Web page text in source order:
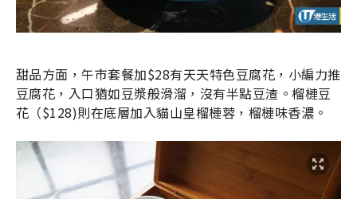
甜品方面，午市套餐加$28有天天特色豆腐花，小編力推
豆腐花，入口猶如豆漿般滑溜，沒有半點豆渣。榴槤豆
花（$128)則在底層加入貓山皇榴槤蓉，榴槤味香濃。